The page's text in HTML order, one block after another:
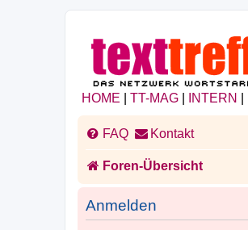
HOME TT-MAG INTERN
FAQ Kontakt
Foren-Übersicht
Anmelden